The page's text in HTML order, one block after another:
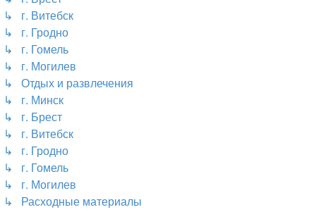
↳ г. Витебск
↳ г. Гродно
↳ г. Гомель
↳ г. Могилев
↳ Отдых и развлечения
↳ г. Минск
↳ г. Брест
↳ г. Витебск
↳ г. Гродно
↳ г. Гомель
↳ г. Могилев
↳ Расходные материалы